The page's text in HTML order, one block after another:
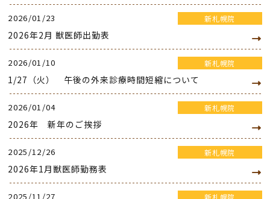
2026/01/23 新札幌院
2026年2月 獣医師出勤表
2026/01/10 新札幌院
1/27（火） 午後の外来診療時間短縮について
2026/01/04 新札幌院
2026年 新年のご挨拶
2025/12/26 新札幌院
2026年1月獣医師勤務表
2025/11/27 新札幌院